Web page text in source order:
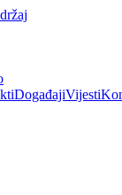
DogađajiVijesti